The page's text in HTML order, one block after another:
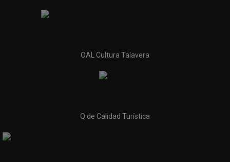
OAL Cultura Talavera
Q de Calidad Turística